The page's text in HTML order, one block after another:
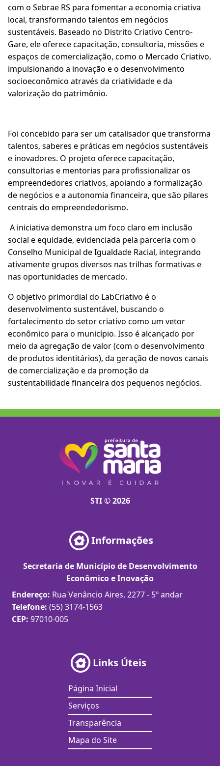
com o Sebrae RS para fomentar a economia criativa
local, transformando talentos em negócios
sustentáveis. Baseado no Distrito Criativo Centro-
Gare, ele oferece capacitação, consultoria, missões e
espaços de comercialização, como o Mercado Criativo,
impulsionando a inovação e o desenvolvimento
socioeconômico através da criatividade e da
valorização do patrimônio.
Foi concebido para ser um catalisador que transforma
talentos, saberes e práticas em negócios sustentáveis
e inovadores. O projeto oferece capacitação,
consultorias e mentorias para profissionalizar os
empreendedores criativos, apoiando a formalização
de negócios e a autonomia financeira, que são pilares
centrais do empreendedorismo.
A iniciativa demonstra um foco claro em inclusão
social e equidade, evidenciada pela parceria com o
Conselho Municipal de Igualdade Racial, integrando
ativamente grupos diversos nas trilhas formativas e
nas oportunidades de mercado.
O objetivo primordial do LabCriativo é o
desenvolvimento sustentável, buscando o
fortalecimento do setor criativo como um vetor
econômico para o município. Isso é alcançado por
meio da agregação de valor (com o desenvolvimento
de produtos identitários), da geração de novos canais
de comercialização e da promoção da
sustentabilidade financeira dos pequenos negócios.
STI © 2026
Informações
Secretaria de Município de Desenvolvimento
Econômico e Inovação
Endereço: Rua Venâncio Aires, 2277 - 5º andar
Telefone: (55) 3174-1563
CEP: 97010-005
Links Úteis
Página Inicial
Serviços
Transparência
Mapa do Site